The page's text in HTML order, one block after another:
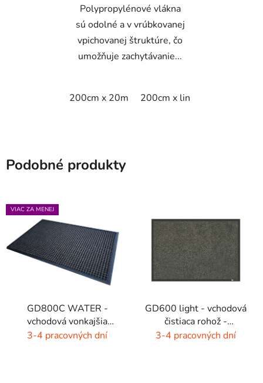
Polypropylénové vlákna
sú odolné a v vrúbkovanej
vpichovanej štruktúre, čo
umožňuje zachytávanie...
200cm x 20m 200cm x linm
Podobné produkty
VIAC ZA MENEJ
GD800C WATER -
vchodová vonkajšia
rohož - hnedá - čierna
3-4 pracovných dní
GD600 light - vchodová
čistiaca rohož -
interiér/exteriér
3-4 pracovných dní